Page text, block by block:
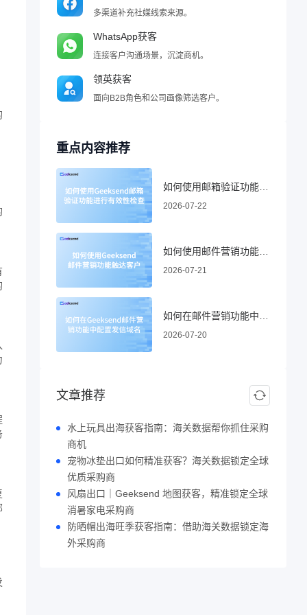
多渠道补充社媒线索来源。
WhatsApp获客
连接客户沟通场景，沉淀商机。
领英获客
面向B2B角色和公司画像筛选客户。
重点内容推荐
2026-07-22
2026-07-21
2026-07-20
文章推荐
水上玩具出海获客指南：海关数据帮你抓住采购
商机
宠物冰垫出口如何精准获客？海关数据锁定全球
优质采购商
风扇出口｜Geeksend 地图获客，精准锁定全球
消暑家电采购商
防晒帽出海旺季获客指南：借助海关数据锁定海
外采购商